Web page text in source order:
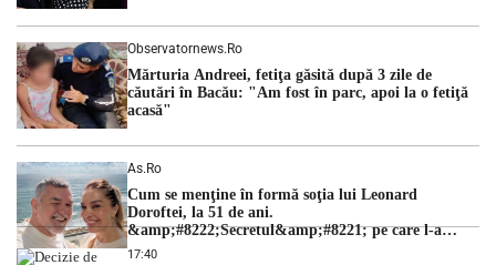
Observatornews.ro
Mărturia Andreei, fetiţa găsită după 3 zile de
căutări în Bacău: "Am fost în parc, apoi la o fetiţă
acasă"
As.ro
Cum se menţine în formă soţia lui Leonard
Doroftei, la 51 de ani.
&amp;#8222;Secretul&amp;#8221; pe care l-a
dezvăluit
17:40